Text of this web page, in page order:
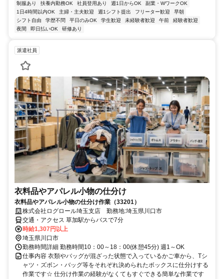
制服あり 扶養内勤務OK 社員登用あり 週1日からOK
副業・WワークOK
1日4時間以内OK
主婦・主夫歓迎 週1シフト提出 フリーター歓迎
早朝
シフト自由
学歴不問 平日のみOK 学生歓迎 未経験者歓迎 午前
経験者歓迎
夜間
即日払いOK 研修あり
派遣社員
衣料品やアパレル小物の仕分け
衣料品やアパレル小物の仕分け作業（33201）
株式会社ログロール埼玉支店 勤務地:埼玉県川口市
交通・アクセス 草加駅からバスで7分
時給1,307円以上
埼玉県川口市
勤務時間詳細 勤務時間10：00～18：00(休憩45分) 週1～OK
仕事内容 衣類やバッグが混ざった状態で入っているかご車から、Tシ
ャツ・ズボン・バッグ等をそれぞれ決められたボックスに仕分けする
作業です☆ 仕分け作業の経験がなくてもすぐできる簡単な作業です